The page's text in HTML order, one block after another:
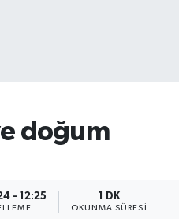
doğum
- 12:25 1 DK
OKUNMA SÜRESI